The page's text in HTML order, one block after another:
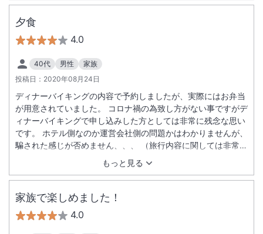
夕食
4.0
40代 男性
家族
投稿日： 2020年08月24日
もっと見る
ディナーバイキングの内容で予約しましたが、実際にはお弁当
が用意されていました。 コロナ禍の為致し方がない事ですがデ
ィナーバイキングで申し込みした方としては非常に残念な思い
です。 ホテル側なのか運営会社側の問題かはわかりませんが、
騙された感じが否めません、、、 （旅行内容に関しては非常に
家族で楽しめました！
4.0